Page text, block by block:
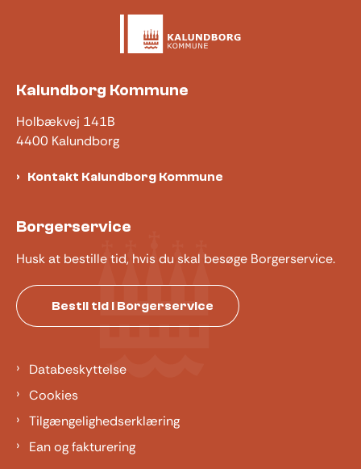
Kalundborg Kommune
Holbækvej 141B
4400 Kalundborg
Kontakt Kalundborg Kommune
Borgerservice
Husk at bestille tid, hvis du skal besøge Borgerservice.
Bestil tid i Borgerservice
Databeskyttelse
Cookies
Tilgængelighedserklæring
Ean og fakturering